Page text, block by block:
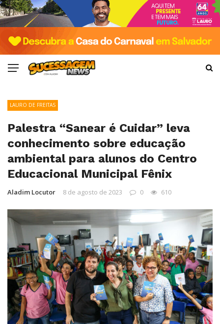
LAURO DE FREITAS
Palestra “Sanear é Cuidar” leva
conhecimento sobre educação
ambiental para alunos do Centro
Educacional Municipal Fênix
Aladim Locutor 8 de agosto de 2023 0 610